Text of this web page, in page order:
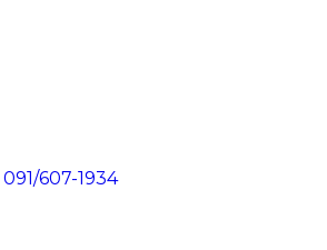
091/607-1934